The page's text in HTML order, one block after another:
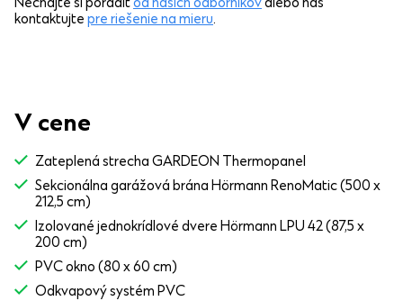
kontaktujte pre riešenie na mieru.
V cene
Zateplená strecha GARDEON Thermopanel
Sekcionálna garážová brána Hörmann RenoMatic (500 x
212,5 cm)
Izolované jednokrídlové dvere Hörmann LPU 42 (87,5 x
200 cm)
PVC okno (80 x 60 cm)
Odkvapový systém PVC